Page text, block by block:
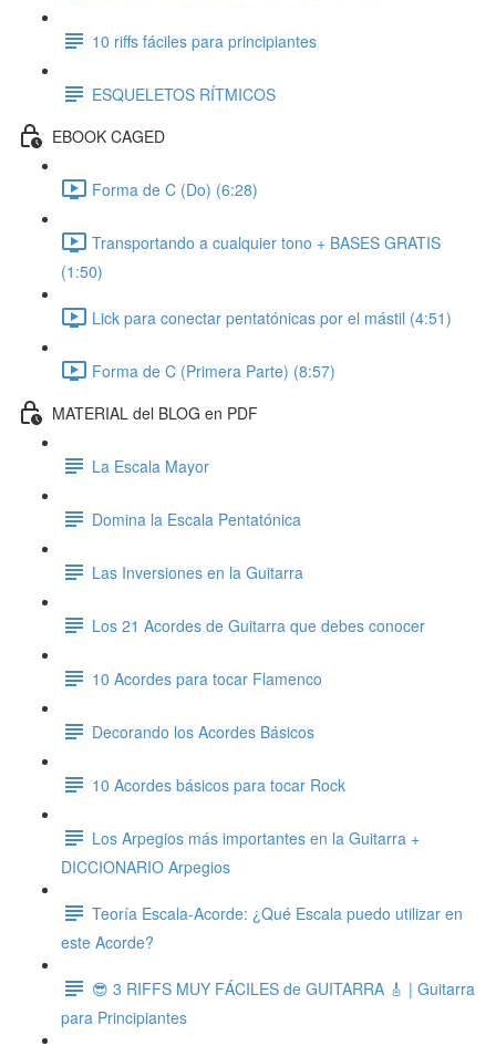
10 riffs fáciles para principiantes
ESQUELETOS RÍTMICOS
EBOOK CAGED
Forma de C (Do) (6:28)
Transportando a cualquier tono + BASES GRATIS
(1:50)
Lick para conectar pentatónicas por el mástil (4:51)
Forma de C (Primera Parte) (8:57)
MATERIAL del BLOG en PDF
La Escala Mayor
Domina la Escala Pentatónica
Las Inversiones en la Guitarra
Los 21 Acordes de Guitarra que debes conocer
10 Acordes para tocar Flamenco
Decorando los Acordes Básicos
10 Acordes básicos para tocar Rock
Los Arpegios más importantes en la Guitarra +
DICCIONARIO Arpegios
Teoría Escala-Acorde: ¿Qué Escala puedo utilizar en
este Acorde?
😎 3 RIFFS MUY FÁCILES de GUITARRA 🎸 | Guitarra
para Principiantes